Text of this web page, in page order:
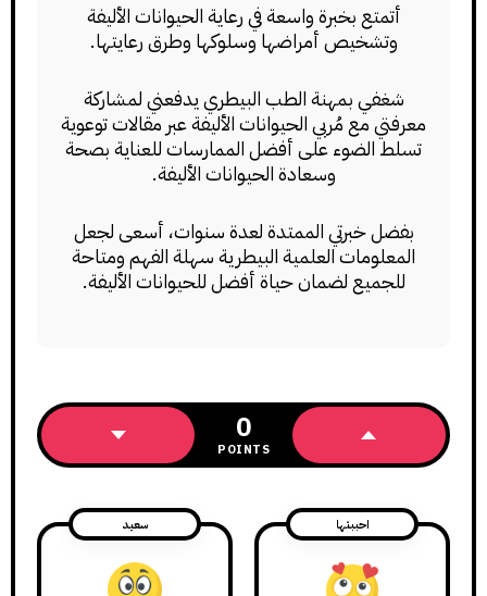
أتمتع بخبرة واسعة في رعاية الحيوانات الأليفة
وتشخيص أمراضها وسلوكها وطرق رعايتها.
شغفي بمهنة الطب البيطري يدفعني لمشاركة
معرفتي مع مُربي الحيوانات الأليفة عبر مقالات توعوية
تسلط الضوء على أفضل الممارسات للعناية بصحة
وسعادة الحيوانات الأليفة.
بفضل خبرتي الممتدة لعدة سنوات، أسعى لجعل
المعلومات العلمية البيطرية سهلة الفهم ومتاحة
للجميع لضمان حياة أفضل للحيوانات الأليفة.
0
POINTS
احببتها سعيد